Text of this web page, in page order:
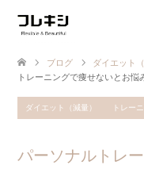
ブログ ダイエット（
トレーニングで痩せないとお悩
ダイエット（減量） トレー
パーソナルトレ